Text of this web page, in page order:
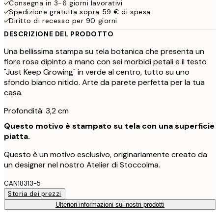
Consegna in 3-6 giorni lavorativi
Spedizione gratuita sopra 59 € di spesa
Diritto di recesso per 90 giorni
DESCRIZIONE DEL PRODOTTO
Una bellissima stampa su tela botanica che presenta un
fiore rosa dipinto a mano con sei morbidi petali e il testo
"Just Keep Growing" in verde al centro, tutto su uno
sfondo bianco nitido. Arte da parete perfetta per la tua
casa.
Profondità: 3,2 cm
Questo motivo è stampato su tela con una superficie
piatta.
Questo è un motivo esclusivo, originariamente creato da
un designer nel nostro Atelier di Stoccolma.
CAN18313-5
Storia dei prezzi
Ulteriori informazioni sui nostri prodotti